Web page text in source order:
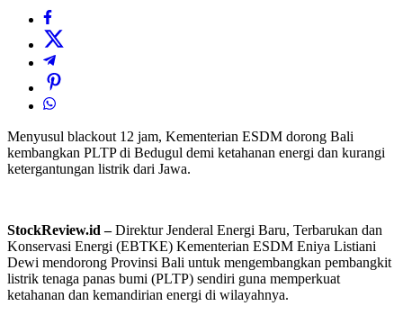
Menyusul blackout 12 jam, Kementerian ESDM dorong Bali
kembangkan PLTP di Bedugul demi ketahanan energi dan kurangi
ketergantungan listrik dari Jawa.
StockReview.id –Direktur Jenderal Energi Baru, Terbarukan dan
Konservasi Energi (EBTKE) Kementerian ESDM Eniya Listiani
Dewi mendorong Provinsi Bali untuk mengembangkan pembangkit
listrik tenaga panas bumi (PLTP) sendiri guna memperkuat
ketahanan dan kemandirian energi di wilayahnya.